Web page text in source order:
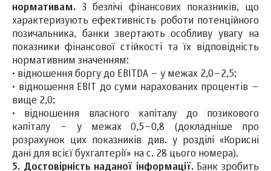
нормативам. З безлічі фінансових показників, що
характеризують ефективність роботи потенційного
позичальника, банки звертають особливу увагу на
показники фінансової стійкості та їх відповідність
нормативним значенням:
· відношення боргу до EBITDA – у межах 2,0–2,5;
· відношення EBIT до суми нарахованих процентів –
вище 2,0;
· відношення власного капіталу до позикового
капіталу – у межах 0,5–0,8 (докладніше про
розрахунок цих показників див. у розділі «Корисні
дані для всієї бухгалтерії» на с. 28 цього номера).
5. Достовірність наданої інформації. Банк зробить